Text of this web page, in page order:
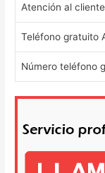
Atención al
Teléfono gratuito
Número teléfono